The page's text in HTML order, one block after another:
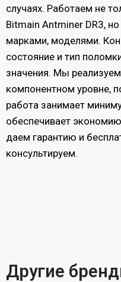
случаях. Работаем не
Bitmain Antminer DR3,
марками, моделями.
состояние и тип
значения. Мы
компонентном уровне,
работа занимает
обеспечивает
даем гарантию и
консультируем.
Другие